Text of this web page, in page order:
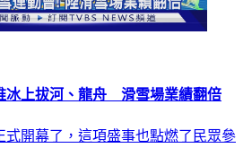
冰上拔河、龍舟 滑雪場業績翻倍
式開幕了，這項盛事也點燃了民眾參